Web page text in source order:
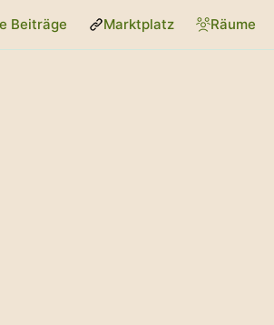
Beiträge Marktplatz Räume